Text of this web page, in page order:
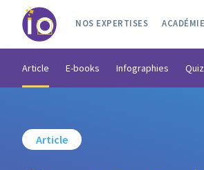
NOS EXPERTISES ACADÉMIE
Article E-books Infographies Quiz
Article